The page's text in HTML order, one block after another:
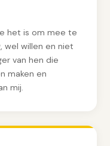
het is om mee te
wel willen en niet
van hen die
maken en
mij.